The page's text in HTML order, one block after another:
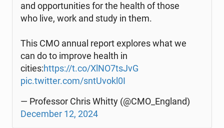
and op­por­tu­ni­ties for the health of those
who live, work and study in them.
This CMO annual report explo­res what we
can do to improve health in
cities:https://t.co/XlNO7tsJvG
pic.twitter.com/sntU­vokl0I
— Pro­fes­sor Chris Whitty (@CMO_England)
De­cem­ber 12, 2024